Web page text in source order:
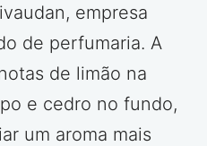
empresa
de perfumaria. A
de limão na
e cedro no fundo,
um aroma mais